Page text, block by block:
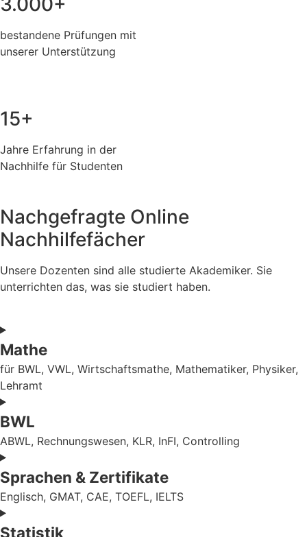
bestandene Prüfungen mit
unserer Unterstützung
15+
Jahre Erfahrung in der
Nachhilfe für Studenten
Nachgefragte Online
Nachhilfefächer
Unsere Dozenten sind alle studierte Akademiker. Sie
unterrichten das, was sie studiert haben.
Mathe
für BWL, VWL, Wirtschaftsmathe, Mathematiker, Physiker,
Lehramt
BWL
ABWL, Rechnungswesen, KLR, InFI, Controlling
Sprachen & Zertifikate
Englisch, GMAT, CAE, TOEFL, IELTS
Statistik